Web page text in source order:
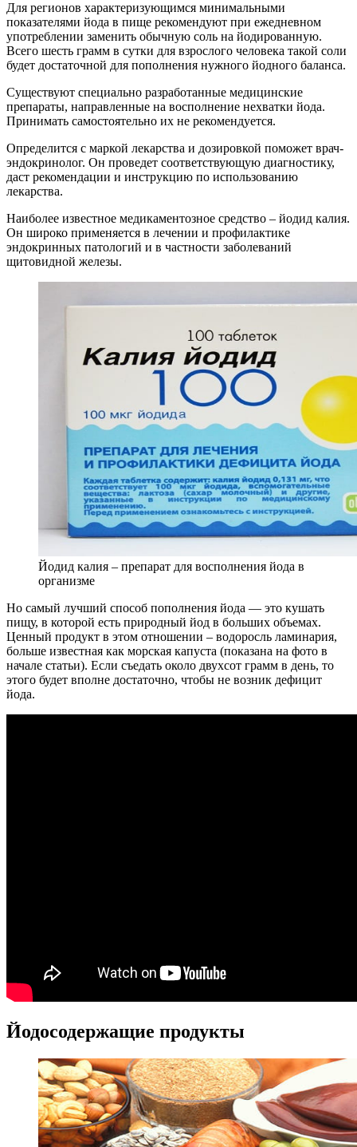
Для регионов характеризующимся минимальными
показателями йода в пище рекомендуют при ежедневном
употреблении заменить обычную соль на йодированную.
Всего шесть грамм в сутки для взрослого человека такой соли
будет достаточной для пополнения нужного йодного баланса.
Существуют специально разработанные медицинские
препараты, направленные на восполнение нехватки йода.
Принимать самостоятельно их не рекомендуется.
Определится с маркой лекарства и дозировкой поможет врач-
эндокринолог. Он проведет соответствующую диагностику,
даст рекомендации и инструкцию по использованию
лекарства.
Наиболее известное медикаментозное средство – йодид калия.
Он широко применяется в лечении и профилактике
эндокринных патологий и в частности заболеваний
щитовидной железы.
Йодид калия – препарат для восполнения йода в
организме
Но самый лучший способ пополнения йода — это кушать
пищу, в которой есть природный йод в больших объемах.
Ценный продукт в этом отношении – водоросль ламинария,
больше известная как морская капуста (показана на фото в
начале статьи). Если съедать около двухсот грамм в день, то
этого будет вполне достаточно, чтобы не возник дефицит
йода.
Йодосодержащие продукты